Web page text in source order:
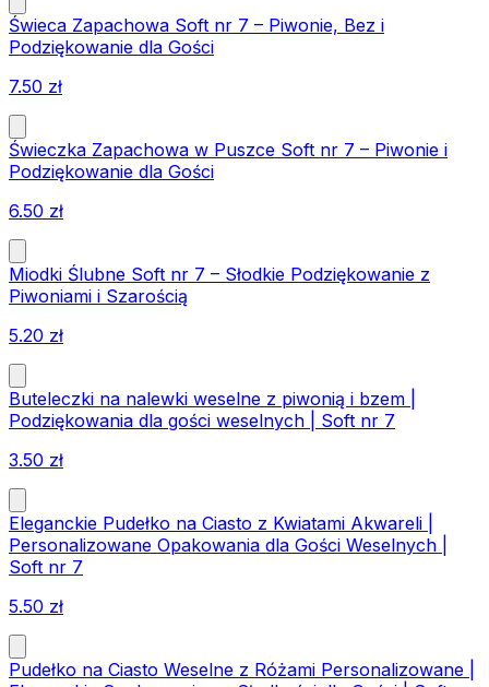
Świeca Zapachowa Soft nr 7 – Piwonie, Bez i
Podziękowanie dla Gości
7.50 zł
Świeczka Zapachowa w Puszce Soft nr 7 – Piwonie i
Podziękowanie dla Gości
6.50 zł
Miodki Ślubne Soft nr 7 – Słodkie Podziękowanie z
Piwoniami i Szarością
5.20 zł
Buteleczki na nalewki weselne z piwonią i bzem |
Podziękowania dla gości weselnych | Soft nr 7
3.50 zł
Eleganckie Pudełko na Ciasto z Kwiatami Akwareli |
Personalizowane Opakowania dla Gości Weselnych |
Soft nr 7
5.50 zł
Pudełko na Ciasto Weselne z Różami Personalizowane |